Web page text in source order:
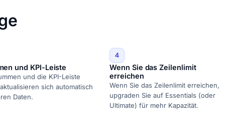
und KPI-Leiste
und die KPI-Leiste
sich automatisch
Daten.
4
Wenn Sie das Zeilenlimit
erreichen
Wenn Sie das Zeilenlimit erreichen,
upgraden Sie auf Essentials (oder
Ultimate) für mehr Kapazität.